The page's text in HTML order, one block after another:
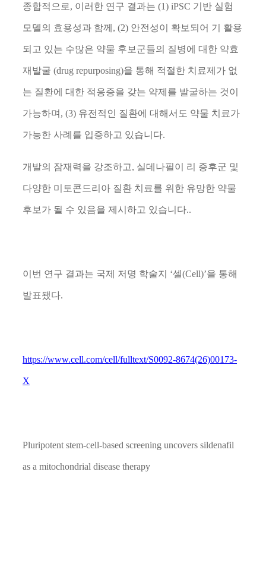
종합적으로, 이러한 연구 결과는 (1) iPSC 기반 실험
모델의 효용성과 함께 , (2) 안전성이 확보되어 기 활용
되고 있는 수많은 약물 후보군들의 질병에 대한 약효
재발굴 (drug repurposing)을 통해 적절한 치료제가 없
는 질환에 대한 적응증을 갖는 약제를 발굴하는 것이
가능하며 , (3) 유전적인 질환에 대해서도 약물 치료가
가능한 사례를 입증하고 있습니다.
개발의 잠재력을 강조하고, 실데나필이 리 증후군 및
다양한 미토콘드리아 질환 치료를 위한 유망한 약물
후보가 될 수 있음을 제시하고 있습니다..
이번 연구 결과는 국제 저명 학술지 ‘셀(Cell)’을 통해
발표됐다.
https://www.cell.com/cell/fulltext/S0092-8674(26)00173-
X
Pluripotent stem-cell-based screening uncovers sildenafil
as a mitochondrial disease therapy